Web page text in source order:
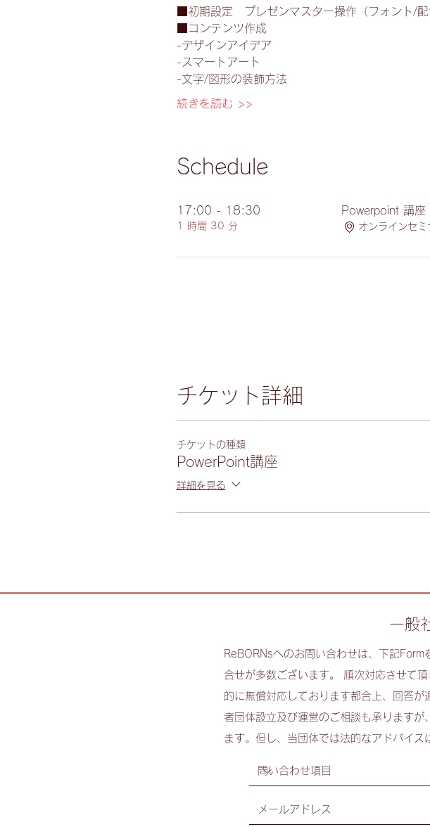
■初期設定　プレゼンマスター操作（フォント/
■コンテンツ作成
-デザインアイデア
-スマートアート
-文字/図形の装飾方法
続きを読む >>
Schedule
17:00 - 18:30
1 時間 30 分
Powerpoint 講座
オンラインセミ
チケット詳細
チケットの種類
PowerPoint講座
詳細を見る
一般
ReBORNsへのお問い合わせは、下記
合せが多数ございます。 順次対応させて
的に無償対応しております都合上、回答
者団体設立及び運営のご相談も承りますが
ます。但し、当団体では法的なアドバイス